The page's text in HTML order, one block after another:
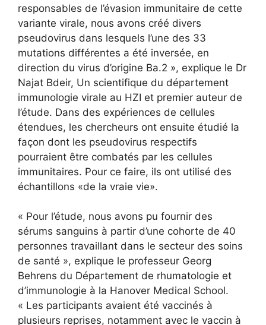
responsables de l’évasion immunitaire de cette
variante virale, nous avons créé divers
pseudovirus dans lesquels l’une des 33
mutations différentes a été inversée, en
direction du virus d’origine Ba.2 », explique le Dr
Najat Bdeir, Un scientifique du département
immunologie virale au HZI et premier auteur de
l’étude. Dans des expériences de cellules
étendues, les chercheurs ont ensuite étudié la
façon dont les pseudovirus respectifs
pourraient être combatés par les cellules
immunitaires. Pour ce faire, ils ont utilisé des
échantillons «de la vraie vie».
« Pour l’étude, nous avons pu fournir des
sérums sanguins à partir d’une cohorte de 40
personnes travaillant dans le secteur des soins
de santé », explique le professeur Georg
Behrens du Département de rhumatologie et
d’immunologie à la Hanover Medical School.
« Les participants avaient été vaccinés à
plusieurs reprises, notamment avec le vaccin à